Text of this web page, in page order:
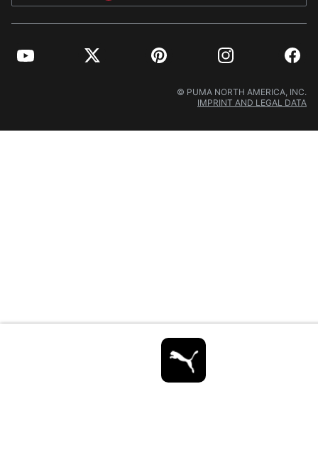
YouTube Twitter Pinterest Instagram
© PUMA NORTH AMERICA, INC.
IMPRINT AND LEGAL DATA